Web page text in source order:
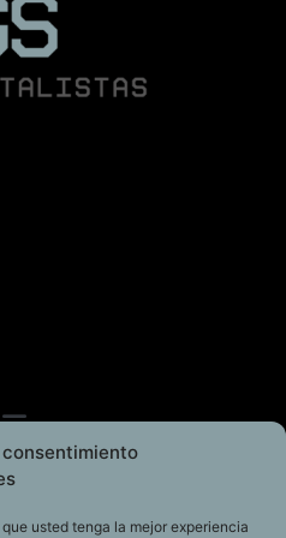
usted tenga la mejor experiencia